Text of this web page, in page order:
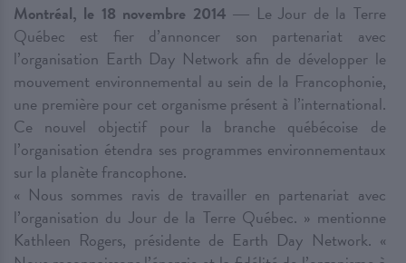
Montréal, le 18 novembre 2014 ― Le Jour de la Terre
Québec est fier d’annoncer son partenariat avec
l’organisation Earth Day Network afin de développer le
mouvement environnemental au sein de la Francophonie,
une première pour cet organisme présent à l’international.
Ce nouvel objectif pour la branche québécoise de
l’organisation étendra ses programmes environnementaux
sur la planète francophone.
« Nous sommes ravis de travailler en partenariat avec
l’organisation du Jour de la Terre Québec. » mentionne
Kathleen Rogers, présidente de Earth Day Network. «